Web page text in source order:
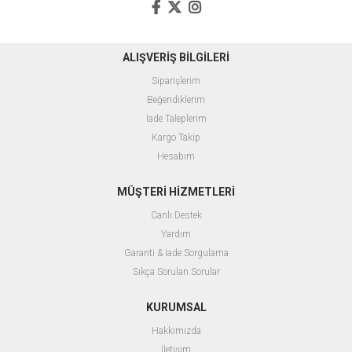
ALIŞVERİŞ BİLGİLERİ
Siparişlerim
Beğendiklerim
İade Taleplerim
Kargo Takip
Hesabım
MÜŞTERİ HİZMETLERİ
Canlı Destek
Yardım
Garanti & İade Sorgulama
Sıkça Sorulan Sorular
KURUMSAL
Hakkımızda
İletişim